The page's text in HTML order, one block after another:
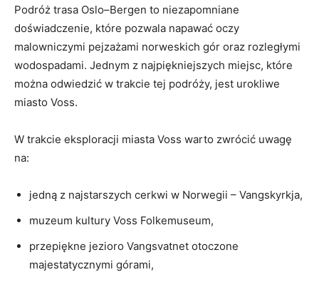
Podróż trasa ‌Oslo–Bergen to⁣ niezapomniane
doświadczenie,⁤ które pozwala napawać oczy
malowniczymi pejzażami norweskich ⁤gór oraz rozległymi
wodospadami. Jednym‌ z najpiękniejszych miejsc, które
można odwiedzić w trakcie tej⁣ podróży, jest urokliwe
⁢miasto Voss.
W trakcie eksploracji miasta Voss ​warto zwrócić uwagę
na:
jedną z najstarszych cerkwi w ​Norwegii⁣ – ⁢Vangskyrkja,
muzeum⁢ kultury Voss Folkemuseum,
przepiękne ⁤jezioro ‌Vangsvatnet otoczone
⁤majestatycznymi górami,